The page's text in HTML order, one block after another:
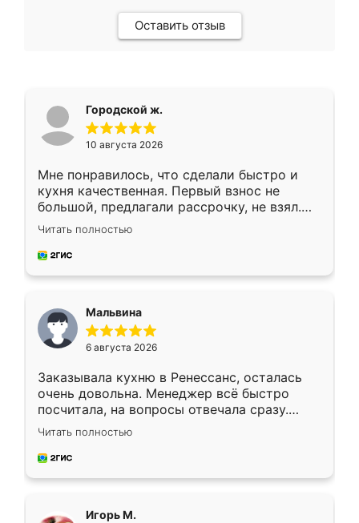
Оставить отзыв
Городской ж.
10 августа 2026
Мне понравилось, что сделали быстро и
кухня качественная. Первый взнос не
большой, предлагали рассрочку, не взял.
Ждал меньше месяца, сборщик с прямыми
руками. По цене вышло адекватно.
Рекомендую!
Читать полностью
Мальвина
6 августа 2026
Заказывала кухню в Ренессанс, осталась
очень довольна. Менеджер всё быстро
посчитала, на вопросы отвечала сразу.
Замерщик приехал в субботу, подошёл к
делу со всей ответственностью. Собрали
за день, ребята работали аккуратно, даже
Читать полностью
Игорь М.